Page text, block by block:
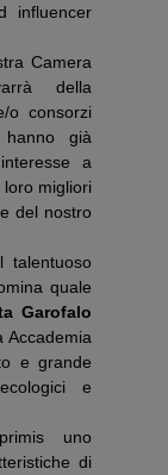
influencer
Camera
della
o consorzi
già
a
migliori
del nostro
talentuoso
quale
Garofalo
Accademia
e grande
e
uno
di